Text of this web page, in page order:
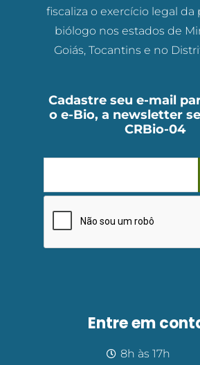
fiscaliza o exercício legal da
biólogo nos estados de
Goiás, Tocantins e no
Cadastre seu e-mail
o e-Bio, a newsletter
CRBio-04
Entre em
8h às 17h